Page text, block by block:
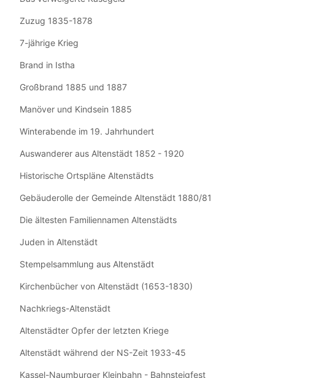
Zuzug 1835-1878
7-jährige Krieg
Brand in Istha
Großbrand 1885 und 1887
Manöver und Kindsein 1885
Winterabende im 19. Jahrhundert
Auswanderer aus Altenstädt 1852 - 1920
Historische Ortspläne Altenstädts
Gebäuderolle der Gemeinde Altenstädt 1880/81
Die ältesten Familiennamen Altenstädts
Juden in Altenstädt
Stempelsammlung aus Altenstädt
Kirchenbücher von Altenstädt (1653-1830)
Nachkriegs-Altenstädt
Altenstädter Opfer der letzten Kriege
Altenstädt während der NS-Zeit 1933-45
Kassel-Naumburger Kleinbahn - Bahnsteigfest